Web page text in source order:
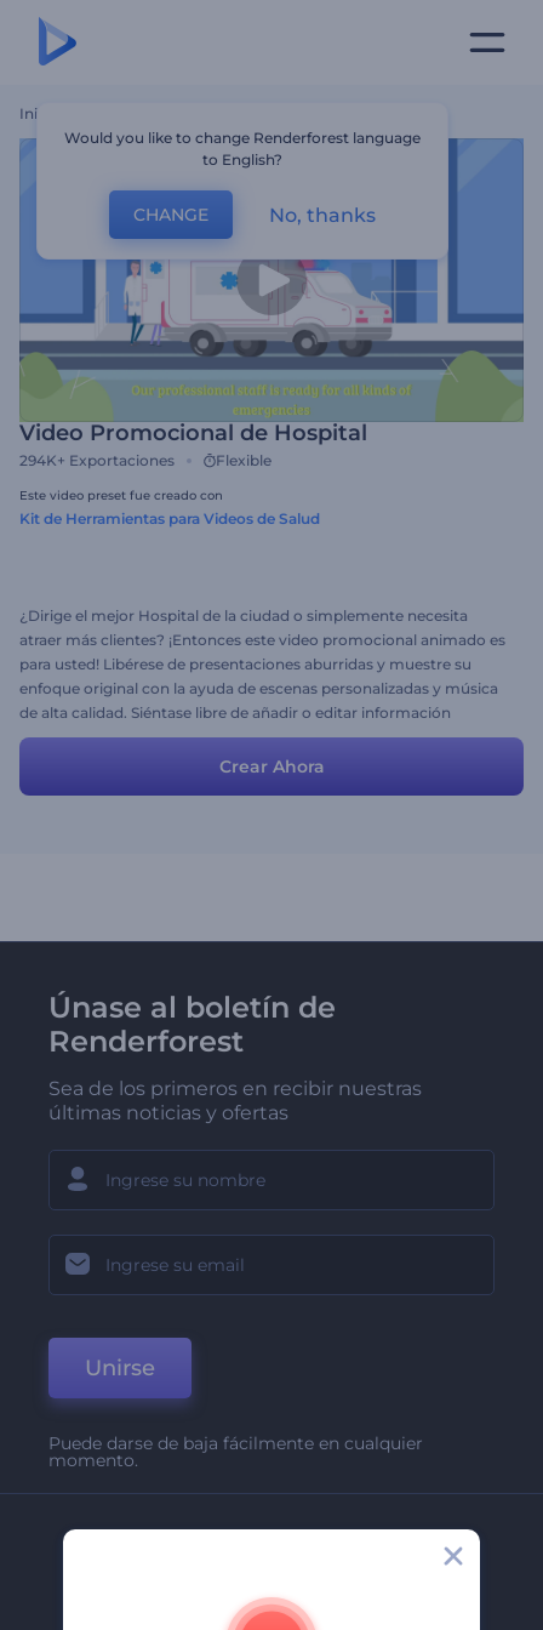
Inicio
Video Promocional de Hospital
294K+ Exportaciones Flexible
Este video preset fue creado con
Kit de Herramientas para Videos de Salud
¿Dirige el mejor Hospital de la ciudad o simplemente necesita
atraer más clientes? ¡Entonces este video promocional animado es
para usted! Libérese de presentaciones aburridas y muestre su
enfoque original con la ayuda de escenas personalizadas y música
de alta calidad. Siéntase libre de añadir o editar información
personal y descargar su video promocional atractivo. ¡Las futuras
Crear Ahora
Únase al boletín de
Renderforest
Sea de los primeros en recibir nuestras
últimas noticias y ofertas
Unirse
Puede darse de baja fácilmente en cualquier
momento.
Would you like to change Renderforest language
to English?
CHANGE No, thanks